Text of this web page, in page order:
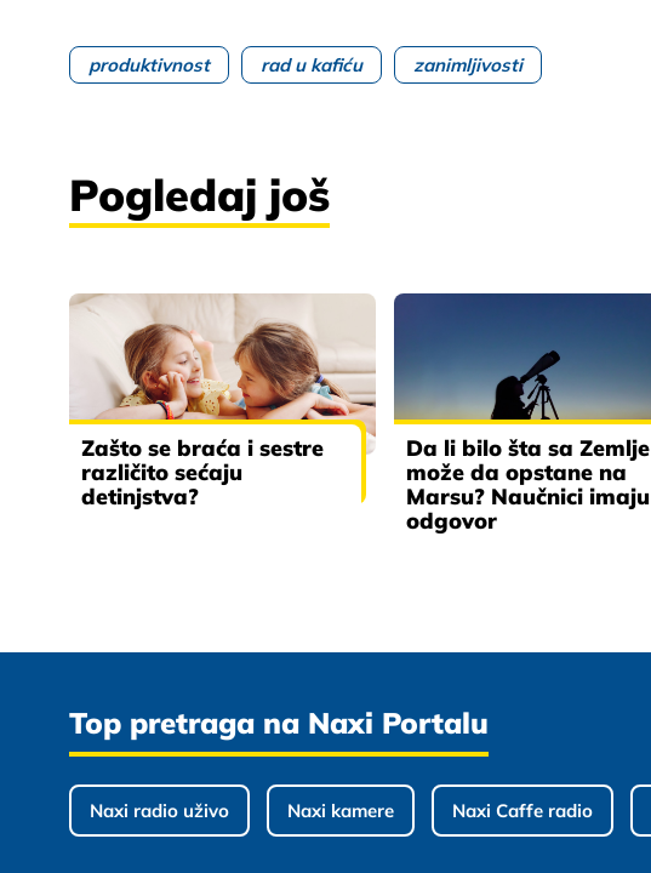
produktivnost rad u kafiću zanimljivosti
Pogledaj još
Zašto se braća i sestre
različito sećaju
detinjstva?
Da li bilo šta sa Zemlje
može da opstane na
Marsu? Naučnici imaju
odgovor
Top pretraga na Naxi Portalu
Naxi radio uživo Naxi kamere Naxi Caffe radio